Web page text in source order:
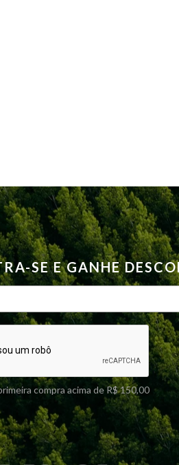
SE E GANHE
compra acima de R$ 150,00